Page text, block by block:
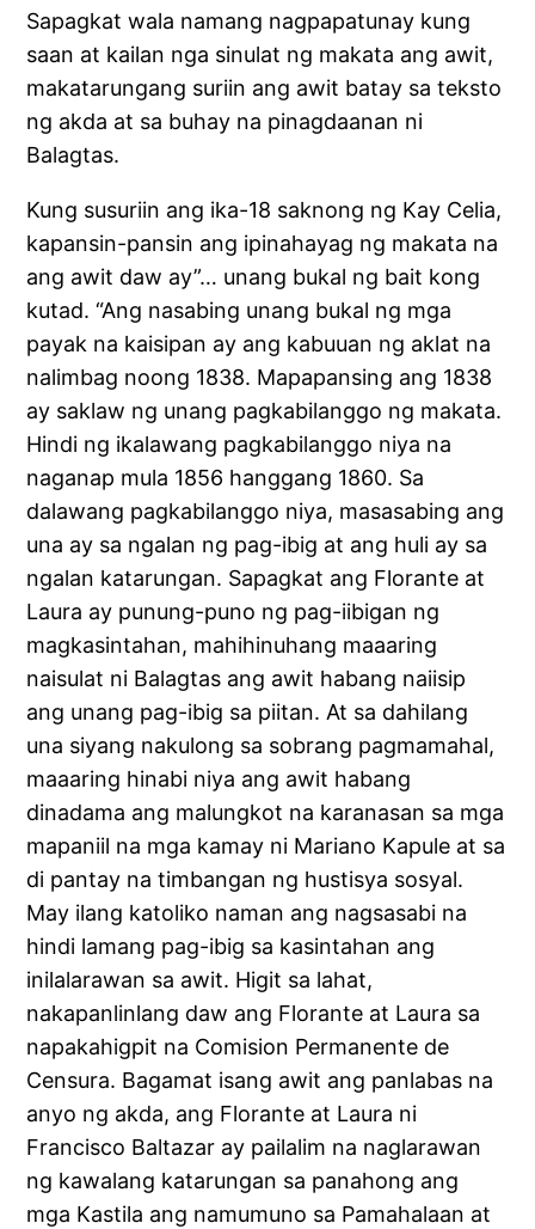
Sapagkat wala namang nagpapatunay kung
saan at kailan nga sinulat ng makata ang awit,
makatarungang suriin ang awit batay sa teksto
ng akda at sa buhay na pinagdaanan ni
Balagtas.
Kung susuriin ang ika-18 saknong ng Kay Celia,
kapansin-pansin ang ipinahayag ng makata na
ang awit daw ay”… unang bukal ng bait kong
kutad. “Ang nasabing unang bukal ng mga
payak na kaisipan ay ang kabuuan ng aklat na
nalimbag noong 1838. Mapapansing ang 1838
ay saklaw ng unang pagkabilanggo ng makata.
Hindi ng ikalawang pagkabilanggo niya na
naganap mula 1856 hanggang 1860. Sa
dalawang pagkabilanggo niya, masasabing ang
una ay sa ngalan ng pag-ibig at ang huli ay sa
ngalan katarungan. Sapagkat ang Florante at
Laura ay punung-puno ng pag-iibigan ng
magkasintahan, mahihinuhang maaaring
naisulat ni Balagtas ang awit habang naiisip
ang unang pag-ibig sa piitan. At sa dahilang
una siyang nakulong sa sobrang pagmamahal,
maaaring hinabi niya ang awit habang
dinadama ang malungkot na karanasan sa mga
mapaniil na mga kamay ni Mariano Kapule at sa
di pantay na timbangan ng hustisya sosyal.
May ilang katoliko naman ang nagsasabi na
hindi lamang pag-ibig sa kasintahan ang
inilalarawan sa awit. Higit sa lahat,
nakapanlinlang daw ang Florante at Laura sa
napakahigpit na Comision Permanente de
Censura. Bagamat isang awit ang panlabas na
anyo ng akda, ang Florante at Laura ni
Francisco Baltazar ay pailalim na naglarawan
ng kawalang katarungan sa panahong ang
mga Kastila ang namumuno sa Pamahalaan at